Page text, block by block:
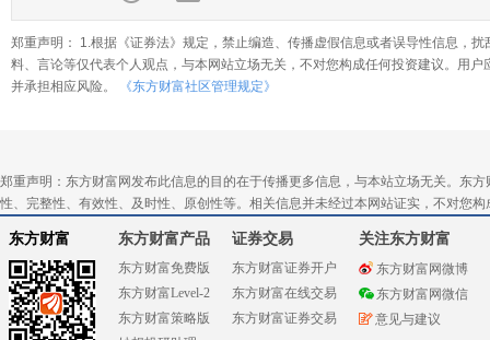
郑重声明： 1.根据《证券法》规定，禁止编造、传播虚假信息或者误导性信息，
料、言论等仅代表个人观点，与本网站立场无关，不对您构成任何投资建议。用
并承担相应风险。
《东方财富社区管理规定》
郑重声明：东方财富网发布此信息的目的在于传播更多信息，与本站立场无关。东
性、完整性、有效性、及时性、原创性等。相关信息并未经过本网站证实，不对您
东方财富 东方财富产品
东方财富免费版
东方财富Level-2
东方财富策略版
证券交易
东方财富证券开户
东方财富在线交易
东方财富证券交易
关注东方财富
东方财富网微博
东方财富网微信
意见与建议